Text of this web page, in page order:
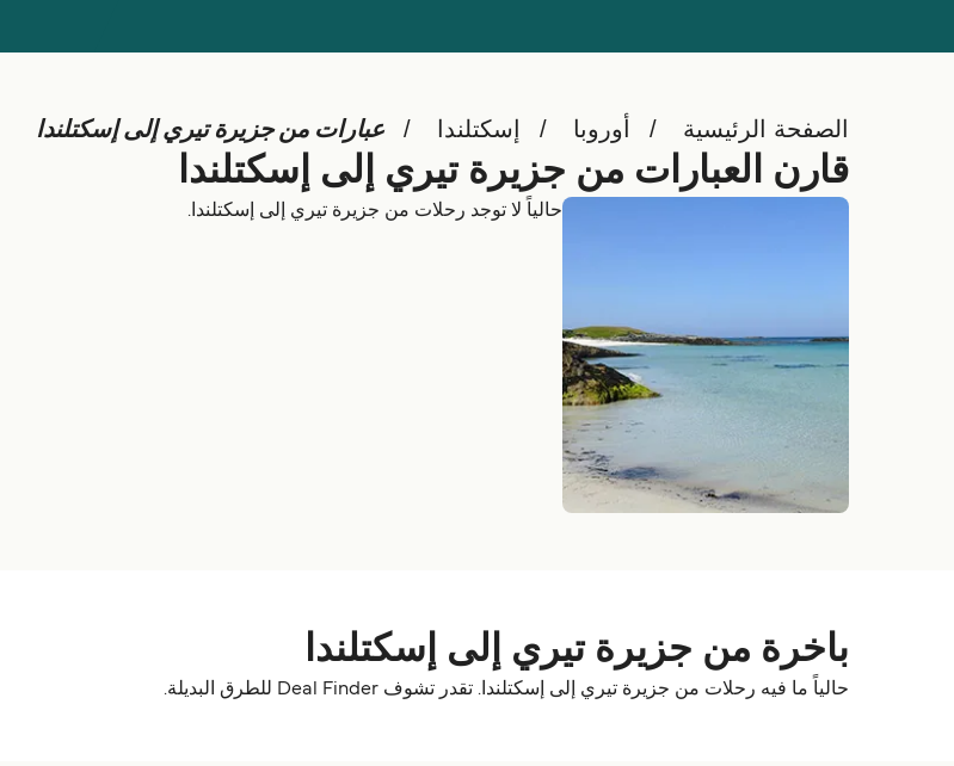
الصفحة الرئيسية أوروبا إسكتلندا عبارات من جزيرة تيري إلى إسكتلندا
قارن العبارات من جزيرة تيري إلى إسكتلندا
حالياً لا توجد رحلات من جزيرة تيري إلى إسكتلندا.
باخرة من جزيرة تيري إلى إسكتلندا
حالياً ما فيه رحلات من جزيرة تيري إلى إسكتلندا. تقدر تشوف Deal Finder للطرق البديلة.